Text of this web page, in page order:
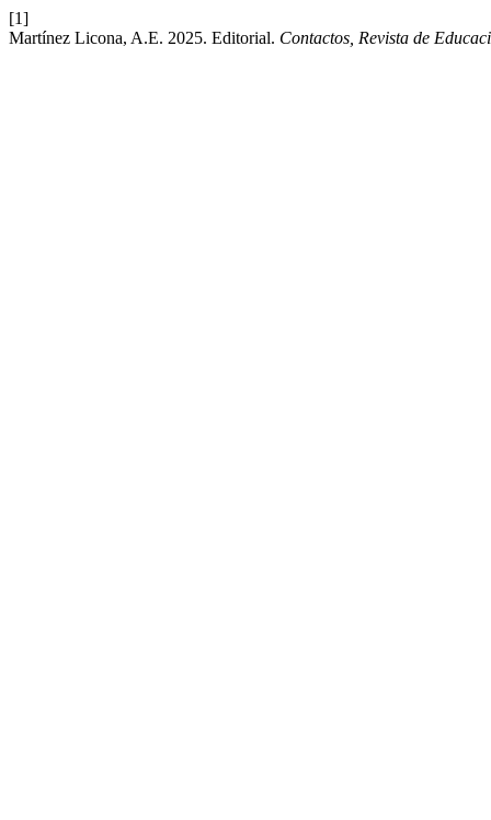
[1]
Martínez Licona, A.E. 2025. Editorial. Contactos, Revista de